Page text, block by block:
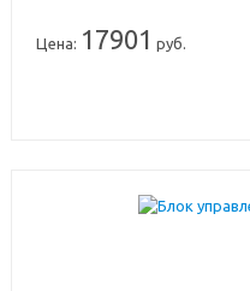
Цена: 17901 руб.